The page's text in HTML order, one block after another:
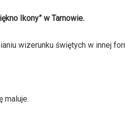
Ikony” w Tarnowie.
wizerunku świętych w innej
maluje.